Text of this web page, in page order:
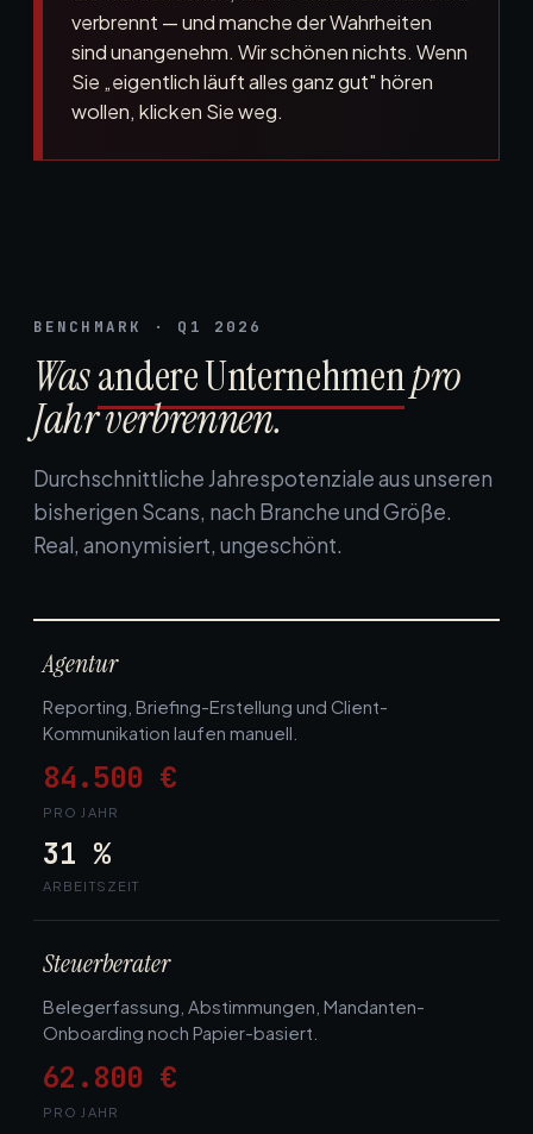
verbrennt — und manche der Wahrheiten
sind unangenehm. Wir schönen nichts. Wenn
Sie „eigentlich läuft alles ganz gut" hören
wollen, klicken Sie weg.
BENCHMARK · Q1 2026
Wasandere Unternehmenpro
Jahr verbrennen.
Durchschnittliche Jahrespotenziale aus unseren
bisherigen Scans, nach Branche und Größe.
Real, anonymisiert, ungeschönt.
Agentur
Reporting, Briefing-Erstellung und Client-
Kommunikation laufen manuell.
84.500 €
PRO JAHR
31 %
ARBEITSZEIT
Steuerberater
Belegerfassung, Abstimmungen, Mandanten-
Onboarding noch Papier-basiert.
62.800 €
PRO JAHR